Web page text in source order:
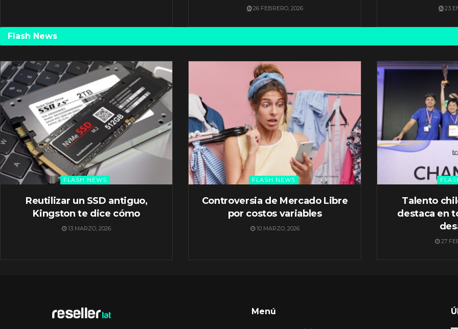
26 FEBRERO, 2026 23
Flash News
FLASH NEWS
Reutilizar un SSD antiguo,
Kingston te dice cómo
13 MARZO, 2026
FLASH NEWS
Controversia de Mercado Libre
por costos variables
10 MARZO, 2026
Talento
destaca en
27
Menú